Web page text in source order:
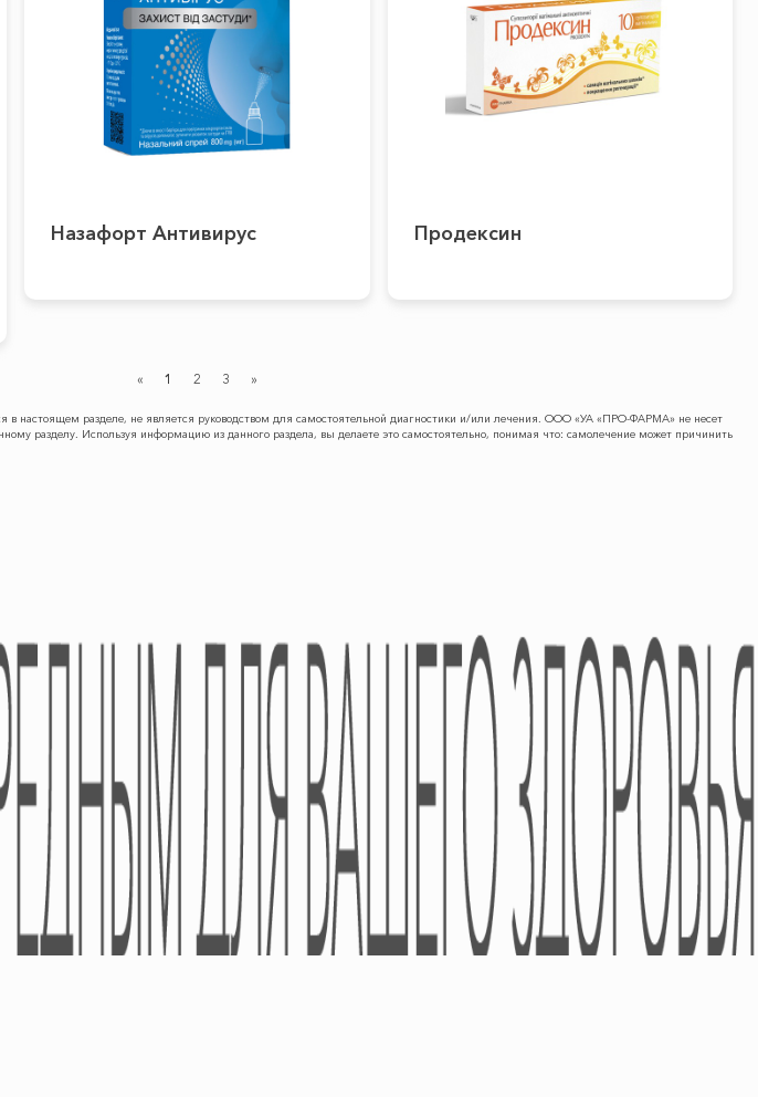
Назафорт Антивирус Продексин
« 1 2 3 »
настоящем разделе, не является руководством для самостоятельной диагностики и/или лечения. ООО «УА «ПРО-ФАРМА» не несет
разделу. Используя информацию из данного раздела, вы делаете это самостоятельно, понимая что: самолечение может причинить
2026 - Все права защищены.